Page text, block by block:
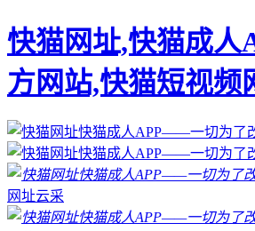
快猫网址,快猫成人
方网站,快猫短视频
网址云采